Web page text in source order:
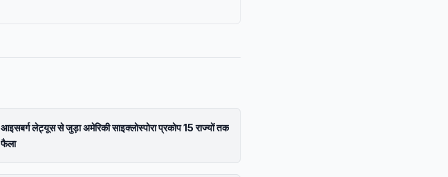
आइसबर्ग लेट्यूस से जुड़ा अमेरिकी साइक्लोस्पोरा प्रकोप 15 राज्यों तक
फैला